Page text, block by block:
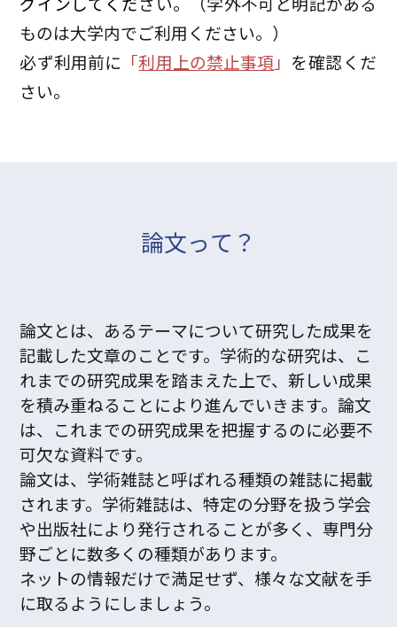
ものは大学内でご利用ください。）
必ず利用前に 「利用上の禁止事項 」 を確認くだ
さい。
論文って？
論文とは、あるテーマについて研究した成果を
記載した文章のことです。学術的な研究は、こ
れまでの研究成果を踏まえた上で、新しい成果
を積み重ねることにより進んでいきます。論文
は、これまでの研究成果を把握するのに必要不
可欠な資料です。
論文は、学術雑誌と呼ばれる種類の雑誌に掲載
されます。学術雑誌は、特定の分野を扱う学会
や出版社により発行されることが多く、専門分
野ごとに数多くの種類があります。
ネットの情報だけで満足せず、様々な文献を手
に取るようにしましょう。